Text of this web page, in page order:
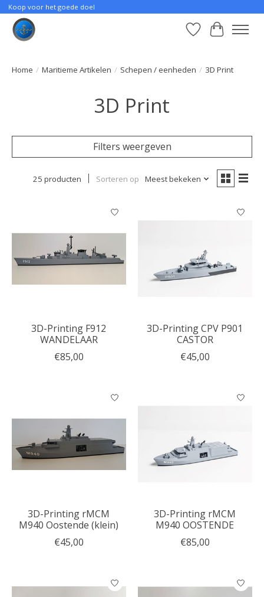
Koop voor het goede doel
Verlanglijst
Home / Maritieme Artikelen / Schepen / eenheden / 3D Print
3D Print
Filters weergeven
25 producten Sorteren op Meest bekeken
3D-Printing F912
WANDELAAR
€85,00
3D-Printing CPV P901
CASTOR
€45,00
3D-Printing rMCM
M940 Oostende (klein)
€45,00
3D-Printing rMCM
M940 OOSTENDE
€85,00